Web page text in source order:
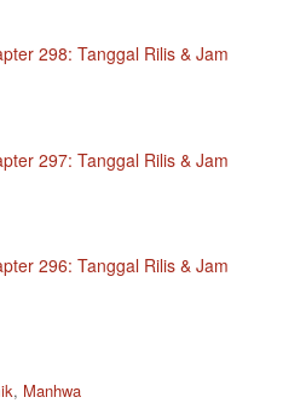
298: Tanggal Rilis & Jam
297: Tanggal Rilis & Jam
296: Tanggal Rilis & Jam
, Manhwa